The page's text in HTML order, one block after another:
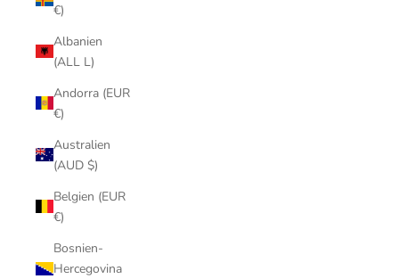
€)
Albanien
(ALL L)
Andorra (EUR
€)
Australien
(AUD $)
Belgien (EUR
€)
Bosnien-
Hercegovina